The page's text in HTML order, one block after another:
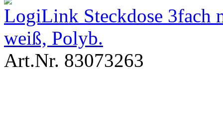
LogiLink Steckdose 3fach
weiß, Polyb.
Art.Nr. 83073263